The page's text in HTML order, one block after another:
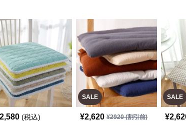
2,580 (税込)
SALE
¥2,620 ¥2920(割引前)
SALE
¥